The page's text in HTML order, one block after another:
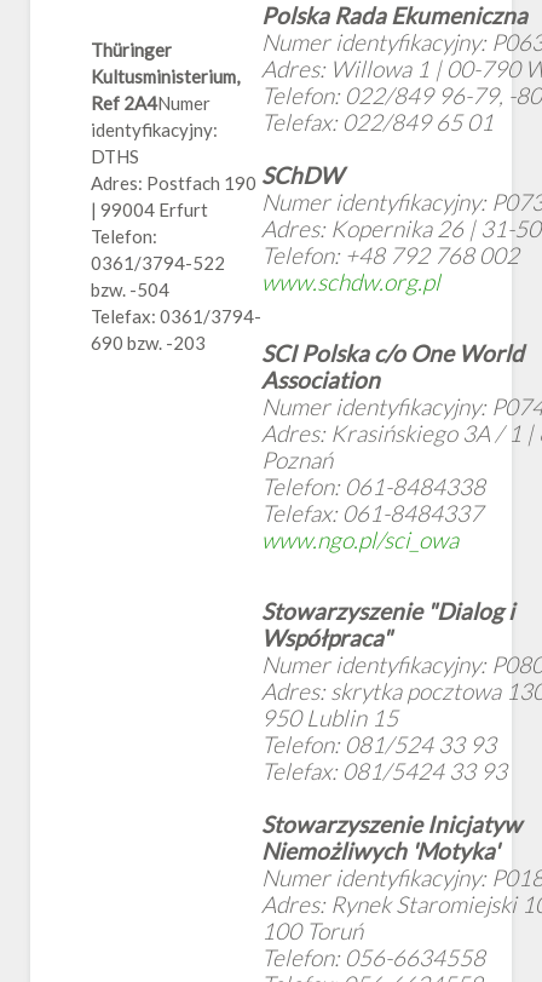
Thüringer
Kultusministerium,
Ref 2A4Numer
identyfikacyjny:
DTHS
Adres: Postfach 190
| 99004 Erfurt
Telefon:
0361/3794-522
bzw. -504
Telefax: 0361/3794-
690 bzw. -203
Polska Rada Ekumeniczna
Numer identyfikacyjny:
Adres: Willowa 1 | 00-790
Telefon: 022/849 96-79, -80
Telefax: 022/849 65 01
SChDW
Numer identyfikacyjny:
Adres: Kopernika 26 | 31-
Telefon: +48 792 768 002
www.schdw.org.pl
SCI Polska c/o One World
Association
Numer identyfikacyjny:
Adres: Krasińskiego 3A / 1
Poznań
Telefon: 061-8484338
Telefax: 061-8484337
www.ngo.pl/sci_owa
Stowarzyszenie "Dialog i
Współpraca"
Numer identyfikacyjny:
Adres: skrytka pocztowa
950 Lublin 15
Telefon: 081/524 33 93
Telefax: 081/5424 33 93
Stowarzyszenie Inicjatyw
Niemożliwych 'Motyka'
Numer identyfikacyjny:
Adres: Rynek Staromiejski
100 Toruń
Telefon: 056-6634558